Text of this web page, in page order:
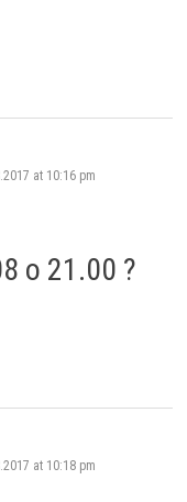
at 10:16 pm
о 21.00 ?
at 10:18 pm